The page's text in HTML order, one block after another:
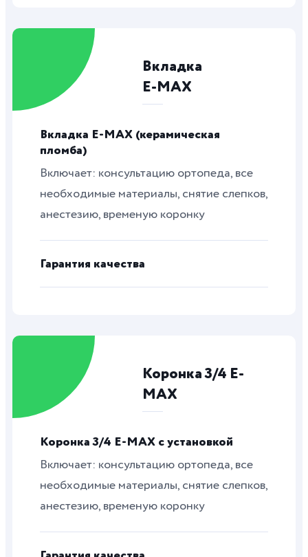
Вкладка
E-MAX
Вкладка E-MAX (керамическая
пломба)
Включает: консультацию ортопеда, все
необходимые материалы, снятие слепков,
анестезию, временую коронку
Гарантия качества
Коронка 3/4 E-
MAX
Коронка 3/4 E-MAX с установкой
Включает: консультацию ортопеда, все
необходимые материалы, снятие слепков,
анестезию, временую коронку